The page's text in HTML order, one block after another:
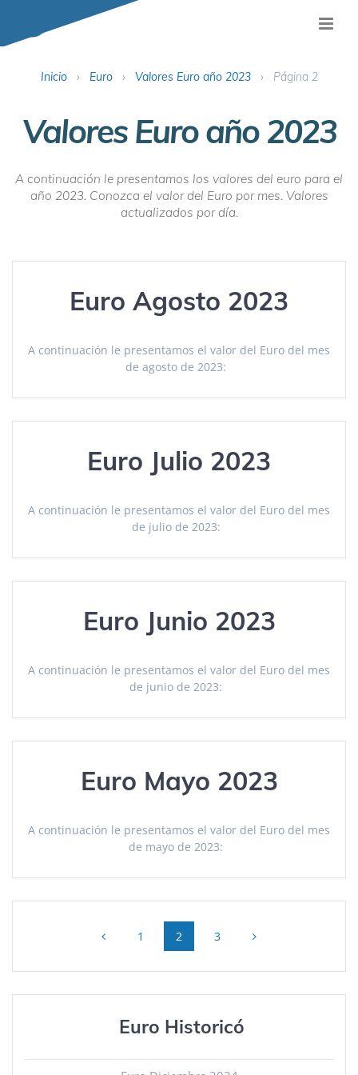
Inicio› Euro› Valores Euro año 2023› Página 2
Valores Euro año 2023
A continuación le presentamos los valores del euro para el
año 2023. Conozca el valor del Euro por mes. Valores
actualizados por día.
Euro Agosto 2023
A continuación le presentamos el valor del Euro del mes
de agosto de 2023:
Euro Julio 2023
A continuación le presentamos el valor del Euro del mes
de julio de 2023:
Euro Junio 2023
A continuación le presentamos el valor del Euro del mes
de junio de 2023:
Euro Mayo 2023
A continuación le presentamos el valor del Euro del mes
de mayo de 2023:
navigation
Page
1 Page
2 Page
3
Euro Historicó